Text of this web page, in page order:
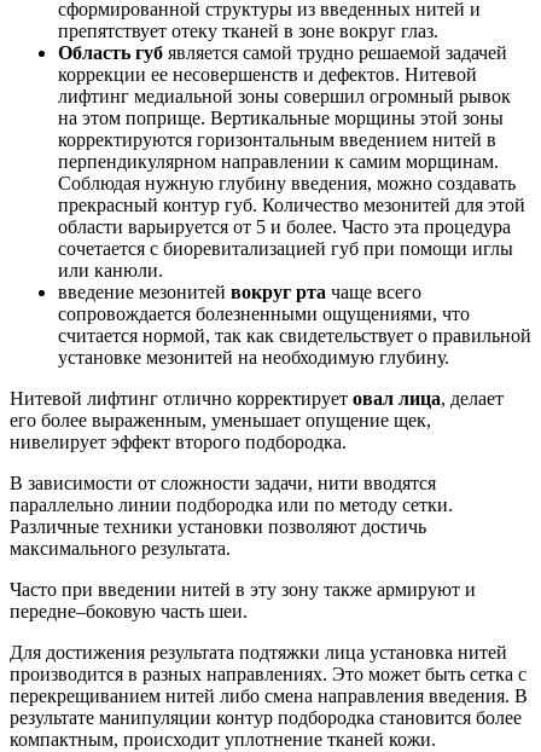
сформированной структуры из введенных нитей и
препятствует отеку тканей в зоне вокруг глаз.
Область губ является самой трудно решаемой задачей
коррекции ее несовершенств и дефектов. Нитевой
лифтинг медиальной зоны совершил огромный рывок
на этом поприще. Вертикальные морщины этой зоны
корректируются горизонтальным введением нитей в
перпендикулярном направлении к самим морщинам.
Соблюдая нужную глубину введения, можно создавать
прекрасный контур губ. Количество мезонитей для этой
области варьируется от 5 и более. Часто эта процедура
сочетается с биоревитализацией губ при помощи иглы
или канюли.
введение мезонитей вокруг рта чаще всего
сопровождается болезненными ощущениями, что
считается нормой, так как свидетельствует о правильной
установке мезонитей на необходимую глубину.
Нитевой лифтинг отлично корректирует овал лица, делает
его более выраженным, уменьшает опущение щек,
нивелирует эффект второго подбородка.
В зависимости от сложности задачи, нити вводятся
параллельно линии подбородка или по методу сетки.
Различные техники установки позволяют достичь
максимального результата.
Часто при введении нитей в эту зону также армируют и
передне–боковую часть шеи.
Для достижения результата подтяжки лица установка нитей
производится в разных направлениях. Это может быть сетка с
перекрещиванием нитей либо смена направления введения. В
результате манипуляции контур подбородка становится более
компактным, происходит уплотнение тканей кожи.